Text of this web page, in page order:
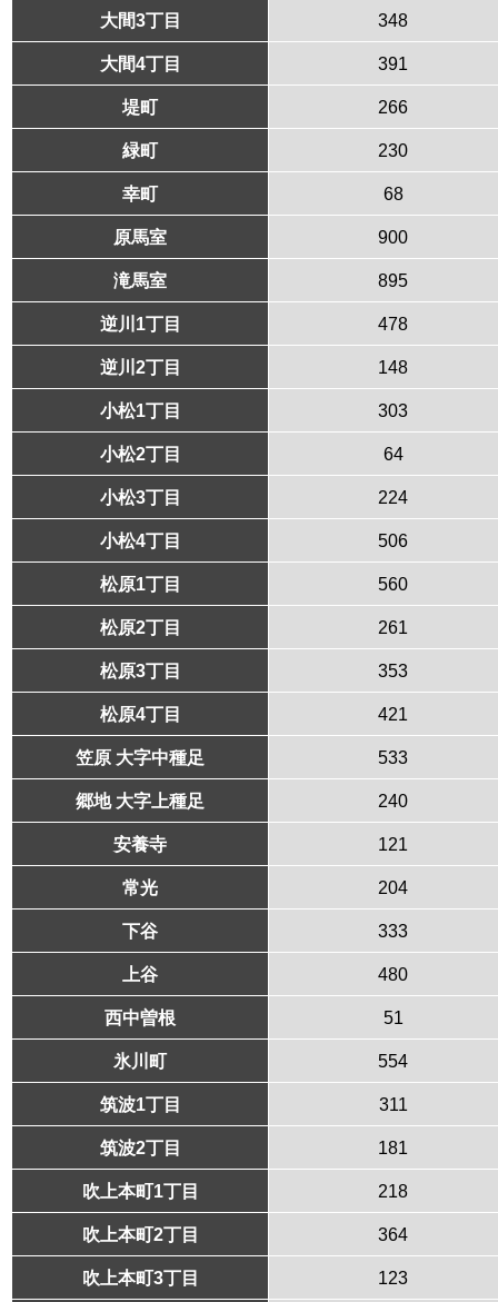
大間3丁目 348
大間4丁目 391
堤町 266
緑町 230
幸町 68
原馬室 900
滝馬室 895
逆川1丁目 478
逆川2丁目 148
小松1丁目 303
小松2丁目 64
小松3丁目 224
小松4丁目 506
松原1丁目 560
松原2丁目 261
松原3丁目 353
松原4丁目 421
笠原 大字中種足 533
郷地 大字上種足 240
安養寺 121
常光 204
下谷 333
上谷 480
西中曽根 51
氷川町 554
筑波1丁目 311
筑波2丁目 181
吹上本町1丁目 218
吹上本町2丁目 364
吹上本町3丁目 123